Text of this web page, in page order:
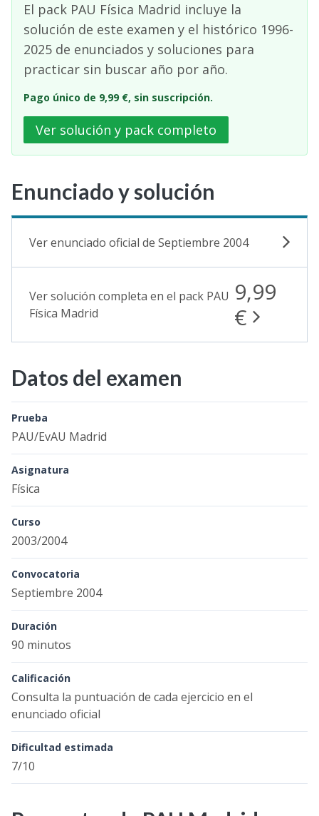
El pack PAU Física Madrid incluye la
solución de este examen y el histórico 1996-
2025 de enunciados y soluciones para
practicar sin buscar año por año.
Pago único de 9,99 €, sin suscripción.
Ver solución y pack completo
Enunciado y solución
Ver enunciado oficial de Septiembre 2004
Ver solución completa en el pack PAU
Física Madrid
9,99
€
Datos del examen
Prueba
PAU/EvAU Madrid
Asignatura
Física
Curso
2003/2004
Convocatoria
Septiembre 2004
Duración
90 minutos
Calificación
Consulta la puntuación de cada ejercicio en el
enunciado oficial
Dificultad estimada
7/10